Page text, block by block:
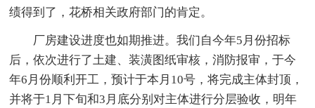
绩得到了，花桥相关政府部门的肯定。
厂房建设进度也如期推进。我们自今年5月份招标
后，依次进行了土建、装潢图纸审核，消防报审，于今
年6月份顺利开工，预计于本月10号，将完成主体封顶，
并将于1月下旬和3月底分别对主体进行分层验收，明年